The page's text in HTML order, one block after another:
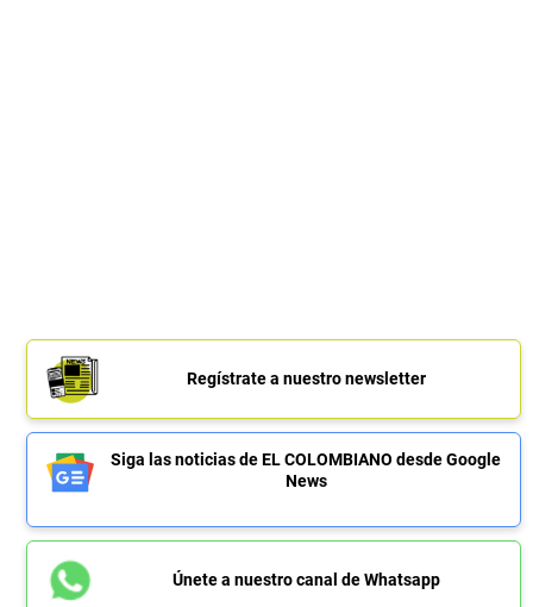
Regístrate a nuestro newsletter
Siga las noticias de EL COLOMBIANO desde Google
News
Únete a nuestro canal de Whatsapp